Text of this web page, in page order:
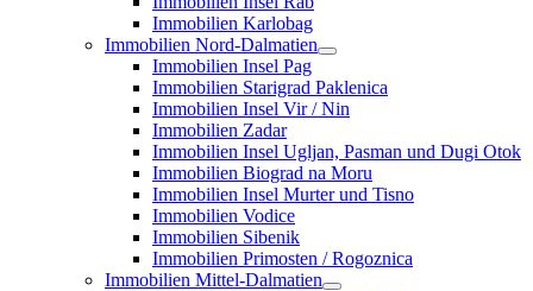
Immobilien Karlobag
Immobilien Nord-Dalmatien
Immobilien Insel Pag
Immobilien Starigrad Paklenica
Immobilien Insel Vir / Nin
Immobilien Zadar
Immobilien Insel Ugljan, Pasman und Dugi Otok
Immobilien Biograd na Moru
Immobilien Insel Murter und Tisno
Immobilien Vodice
Immobilien Sibenik
Immobilien Primosten / Rogoznica
Immobilien Mittel-Dalmatien